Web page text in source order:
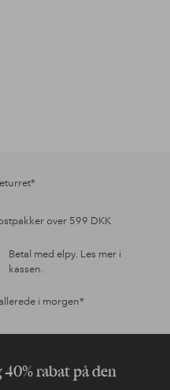
over 599 DKK
Betal med elpy. Les mer i
kassen.
i morgen*
rabat på den